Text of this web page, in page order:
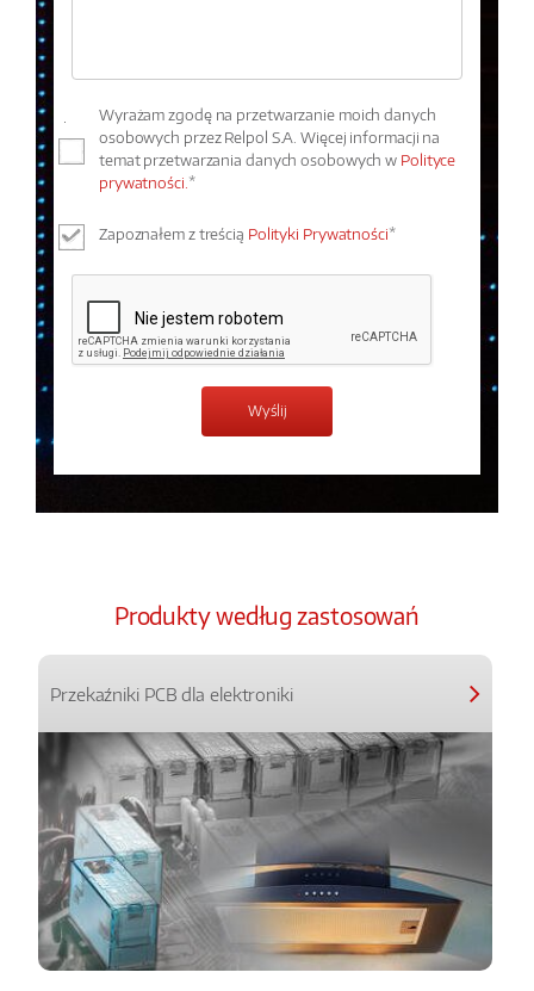
Wyrażam zgodę na przetwarzanie moich danych
osobowych przez Relpol S.A. Więcej informacji na
temat przetwarzania danych osobowych w Polityce
prywatności.*
Zapoznałem z treścią Polityki Prywatności*
Produkty według zastosowań
Przekaźniki PCB dla elektroniki